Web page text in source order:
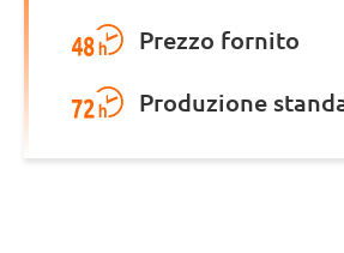
Prezzo fornito
Produzione